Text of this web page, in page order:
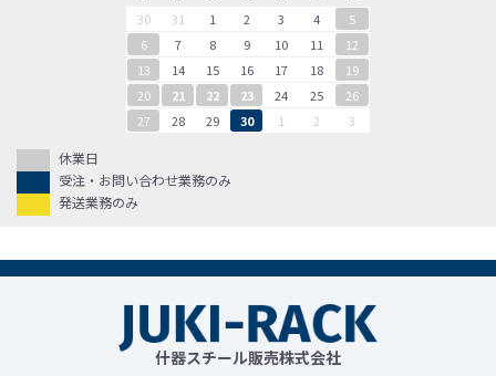
30 31 1 2 3 4
5
6
7 8 9 10 11
12
13
14 15 16 17 18
19
20
21 22 23 24 25
26
27
28 29 30 1 2 3
休業日
受注・お問い合わせ業務のみ
発送業務のみ
什器スチール販売株式会社